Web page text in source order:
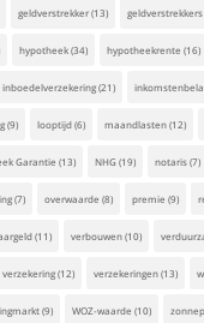
geldverstrekker(13) geldverstrekkers
hypotheek(34) hypotheekrente (16)
inboedelverzekering(21)
(9) looptijd(6) maandlasten(12)
Garantie (13) NHG(19) notaris(7)
(7) overwaarde (8) premie (9)
(11) verbouwen(10)
verzekering(12) verzekeringen(13)
(9) WOZ-waarde (10)